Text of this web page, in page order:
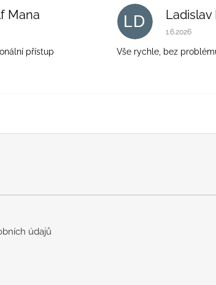
Mana
obchodu je 5 z 5 hvězdiček.
přístup
LD Ladislav
Hodnocení
1.6.2026
Vše rychle, bez
údajů